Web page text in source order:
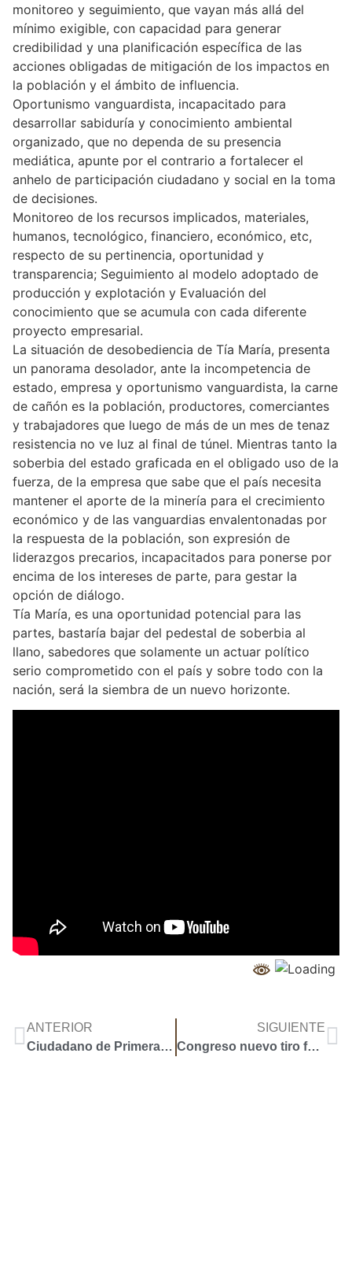
monitoreo y seguimiento, que vayan más allá del
mínimo exigible, con capacidad para generar
credibilidad y una planificación específica de las
acciones obligadas de mitigación de los impactos en
la población y el ámbito de influencia.
Oportunismo vanguardista, incapacitado para
desarrollar sabiduría y conocimiento ambiental
organizado, que no dependa de su presencia
mediática, apunte por el contrario a fortalecer el
anhelo de participación ciudadano y social en la toma
de decisiones.
Monitoreo de los recursos implicados, materiales,
humanos, tecnológico, financiero, económico, etc,
respecto de su pertinencia, oportunidad y
transparencia; Seguimiento al modelo adoptado de
producción y explotación y Evaluación del
conocimiento que se acumula con cada diferente
proyecto empresarial.
La situación de desobediencia de Tía María, presenta
un panorama desolador, ante la incompetencia de
estado, empresa y oportunismo vanguardista, la carne
de cañón es la población, productores, comerciantes
y trabajadores que luego de más de un mes de tenaz
resistencia no ve luz al final de túnel. Mientras tanto la
soberbia del estado graficada en el obligado uso de la
fuerza, de la empresa que sabe que el país necesita
mantener el aporte de la minería para el crecimiento
económico y de las vanguardias envalentonadas por
la respuesta de la población, son expresión de
liderazgos precarios, incapacitados para ponerse por
encima de los intereses de parte, para gestar la
opción de diálogo.
Tía María, es una oportunidad potencial para las
partes, bastaría bajar del pedestal de soberbia al
llano, sabedores que solamente un actuar político
serio comprometido con el país y sobre todo con la
nación, será la siembra de un nuevo horizonte.
ANTERIOR
Ciudadano de Primera Clase
SIGUIENTE
Congreso nuevo tiro fallido